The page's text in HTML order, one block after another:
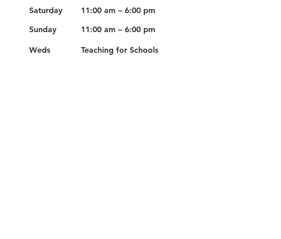
Saturday
11:00 am – 6:00 pm
​Sunday
11:00 am – 6:00 pm
Weds Teaching for Schools